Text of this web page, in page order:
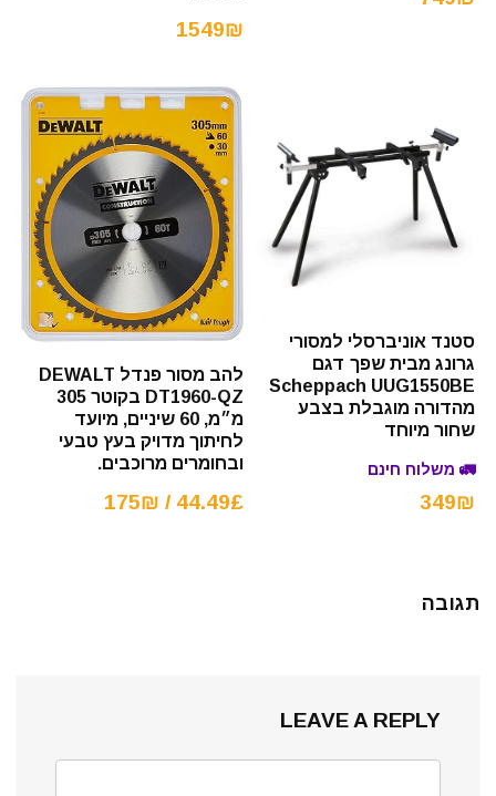
1549₪
סטנד אוניברסלי למסורי
גרונג מבית שפך דגם
Scheppach UUG1550BE
מהדורה מוגבלת בצבע
שחור מיוחד
🚛 משלוח חינם
349₪
להב מסור פנדל DEWALT
DT1960-QZ בקוטר 305
מ״מ, 60 שיניים, מיועד
לחיתוך מדויק בעץ טבעי
ובחומרים מרוכבים.
44.49£ / 175₪
תגובה
LEAVE A REPLY